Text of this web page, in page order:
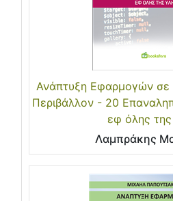
Ανάπτυξη Εφαρμογών σε
Περιβάλλον - 20
εφ όλης
Λαμπράκης